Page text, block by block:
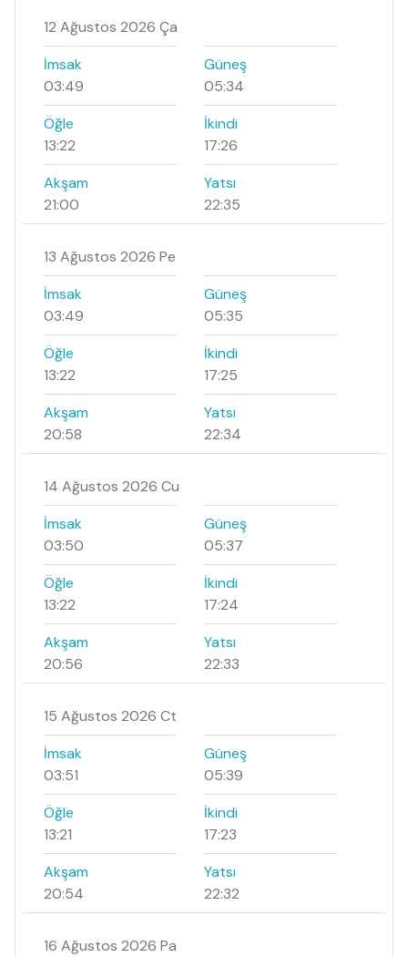
12 Ağustos 2026 Ça
İmsak
03:49
Güneş
05:34
Öğle
13:22
İkindi
17:26
Akşam
21:00
Yatsı
22:35
13 Ağustos 2026 Pe
İmsak
03:49
Güneş
05:35
Öğle
13:22
İkindi
17:25
Akşam
20:58
Yatsı
22:34
14 Ağustos 2026 Cu
İmsak
03:50
Güneş
05:37
Öğle
13:22
İkindi
17:24
Akşam
20:56
Yatsı
22:33
15 Ağustos 2026 Ct
İmsak
03:51
Güneş
05:39
Öğle
13:21
İkindi
17:23
Akşam
20:54
Yatsı
22:32
16 Ağustos 2026 Pa